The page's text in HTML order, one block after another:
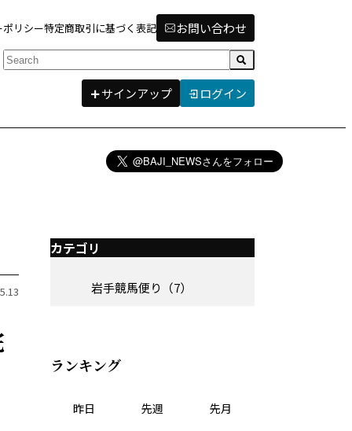
リシー特定商取引に基づく表記 お問い合わせ
サインアップ ログイン
カテゴリ
岩手競馬便り（7）
ランキング
昨日 先週 先月